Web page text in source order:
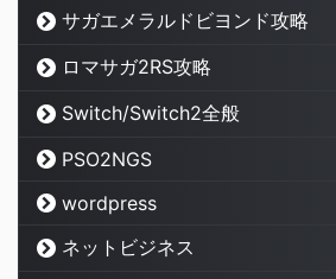
サガエメラルドビヨンド攻略
ロマサガ2RS攻略
Switch/Switch2全般
PSO2NGS
wordpress
ネットビジネス